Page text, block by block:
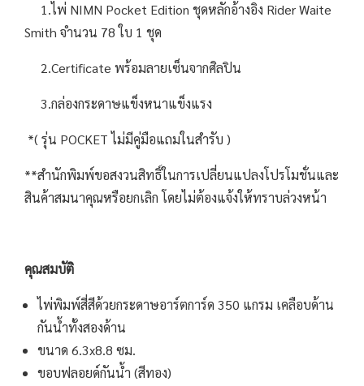
1.ไพ่ NIMN Pocket Edition ชุดหลักอ้างอิง Rider Waite
Smith จำนวน 78 ใบ 1 ชุด
2.Certificate พร้อมลายเซ็นจากศิลปิน
3.กล่องกระดาษแข็งหนาแข็งแรง
*( รุ่น POCKET ไม่มีคู่มือแถมในสำรับ )
**สำนักพิมพ์ขอสงวนสิทธิ์ในการเปลี่ยนแปลงโปรโมชั่นและ
สินค้าสมนาคุณหรือยกเลิก โดยไม่ต้องแจ้งให้ทราบล่วงหน้า
คุณสมบัติ
ไพ่พิมพ์สี่สีด้วยกระดาษอาร์ตการ์ด 350 แกรม เคลือบด้าน
กันน้ำทั้งสองด้าน
ขนาด 6.3x8.8 ซม.
ขอบฟลอยด์กันน้ำ (สีทอง)